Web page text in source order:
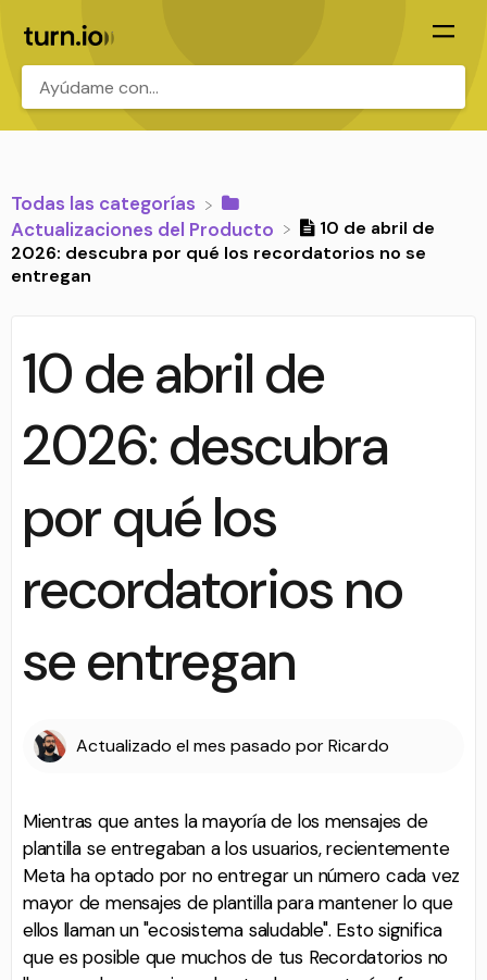
Todas las categorías
​Actualizaciones del Producto
10 de abril de
2026: descubra por qué los recordatorios no se
entregan
10 de abril de
2026: descubra
por qué los
recordatorios no
se entregan
Actualizado el mes pasado porRicardo
Mientras que antes la mayoría de los mensajes de
plantilla se entregaban a los usuarios, recientemente
Meta ha optado por no entregar un número cada vez
mayor de mensajes de plantilla para mantener lo que
ellos llaman un "ecosistema saludable". Esto significa
que es posible que muchos de tus Recordatorios no
.